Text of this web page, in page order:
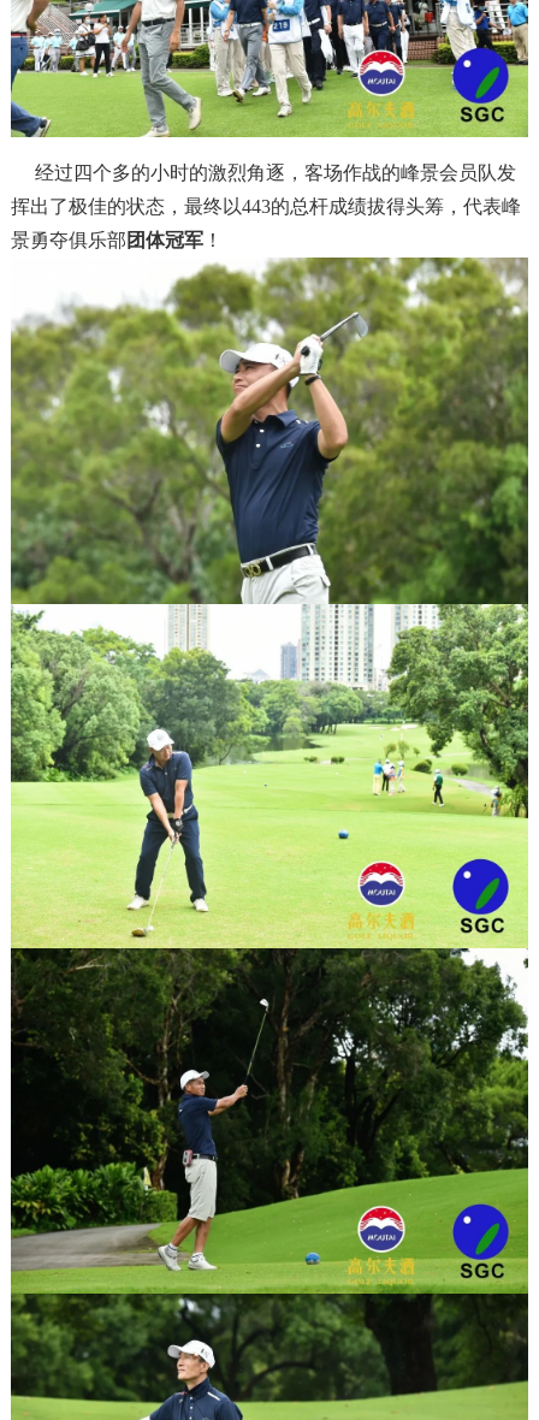
经过四个多的小时的激烈角逐，客场作战的峰景会员队发
挥出了极佳的状态，最终以443的总杆成绩拔得头筹，代表峰
景勇夺俱乐部 团体冠军！